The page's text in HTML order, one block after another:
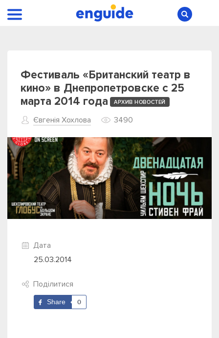
Фестиваль «Британский театр в
кино» в Днепропетровске с 25
марта 2014 года
АРХИВ НОВОСТЕЙ
Євгенія Хохлова 3490
Дата
25.03.2014
Поділитися
Share 0